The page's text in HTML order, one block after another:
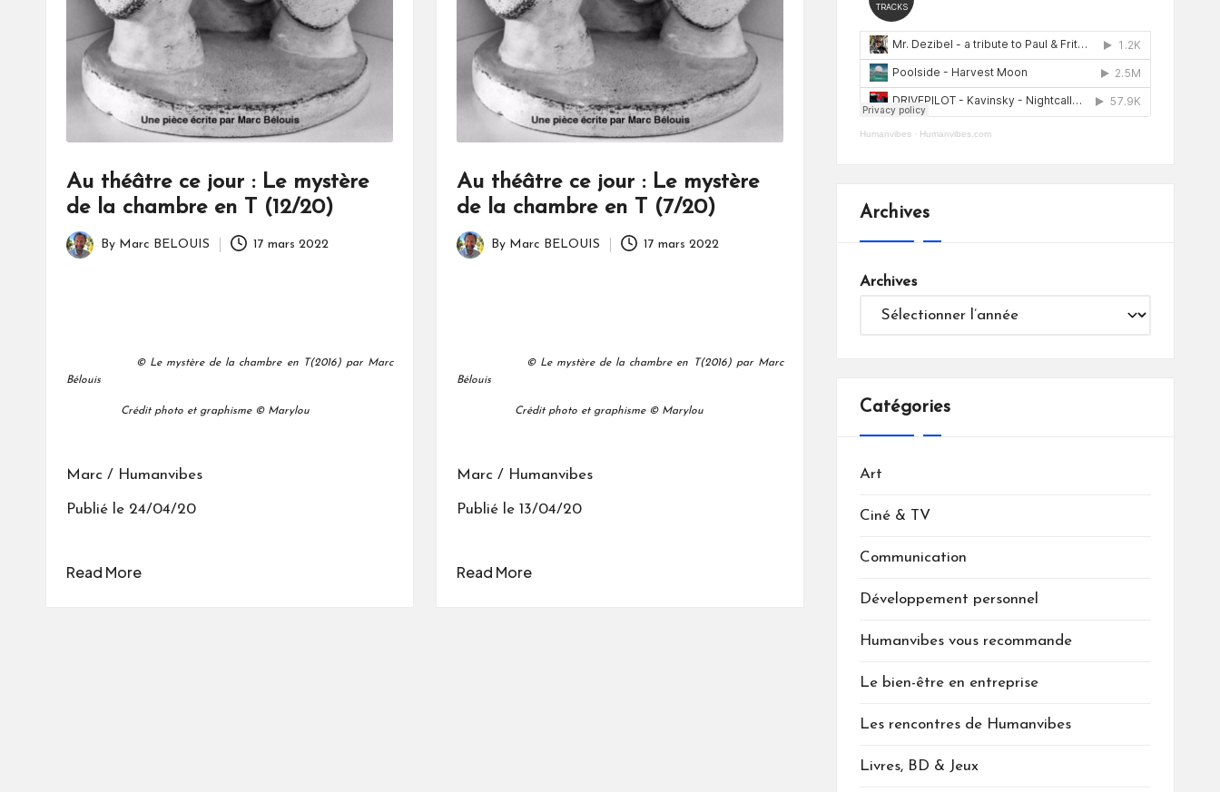
Au théâtre ce jour : Le mystère
de la chambre en T (12/20)
Posted
By Marc BELOUIS 17 mars 2022
© Le mystère de la chambre en T(2016) par Marc
Bélouis
Crédit photo et graphisme © Marylou
Marc / Humanvibes
Publié le 24/04/20
Read More
Au théâtre ce jour : Le mystère
de la chambre en T (7/20)
Posted
By Marc BELOUIS 17 mars 2022
© Le mystère de la chambre en T(2016) par Marc
Bélouis
Crédit photo et graphisme © Marylou
Marc / Humanvibes
Publié le 13/04/20
Read More
Humanvibes· Humanvibes.com
Archives
Archives
Catégories
Art
Ciné & TV
Communication
Développement personnel
Humanvibes vous recommande
Le bien-être en entreprise
Les rencontres de Humanvibes
Livres, BD & Jeux